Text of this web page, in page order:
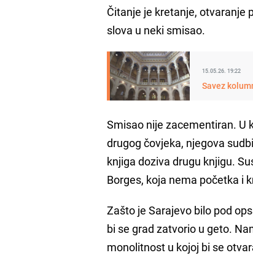
Čitanje je kretanje, otvaranje
slova u neki smisao.
15.05.26. 19:22
Savez
Smisao nije zacementiran. U
drugog čovjeka, njegova
knjiga doziva drugu knjigu.
Borges, koja nema početka i
Zašto je Sarajevo bilo pod
bi se grad zatvorio u geto.
monolitnost u kojoj bi se